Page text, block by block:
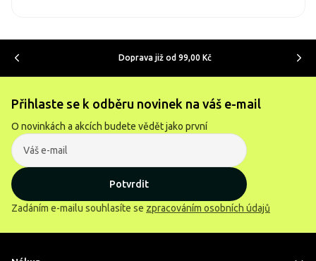
Doprava již od 99,00 Kč
Přihlaste se k odběru novinek na váš e-mail
O novinkách a akcích budete vědět jako první
Potvrdit
Zadáním e-mailu souhlasíte se zpracováním osobních údajů